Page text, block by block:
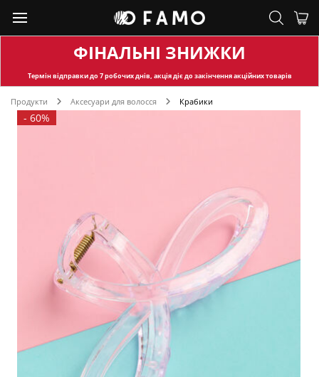
ФІНАЛЬНІ ЗНИЖКИ
Термін відправкидо 7 робочих днів, акція діє до закінчення акційних товарів
Продукти Аксесуари для волосся Крабики
- 60%